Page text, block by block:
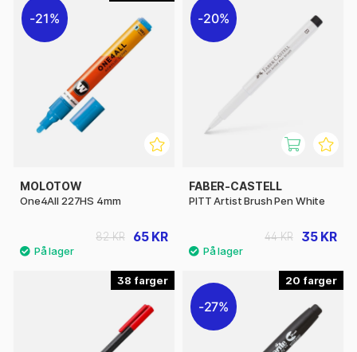
21%
MOLOTOW
One4All 227HS 4mm
65 KR
82 KR
20%
FABER-CASTELL
PITT Artist Brush Pen White
35 KR
44 KR
38 20
27%